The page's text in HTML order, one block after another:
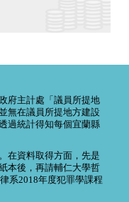
府主計處「議員所提地
無在議員所提地方建設
過統計得知每個宜蘭縣
在資料取得方面，先是
本後，再請輔仁大學哲
系2018年度犯罪學課程